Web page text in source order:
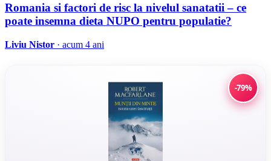
Romania si factori de risc la nivelul sanatatii – ce
poate insemna dieta NUPO pentru populatie?
Liviu Nistor · acum 4 ani
-79%